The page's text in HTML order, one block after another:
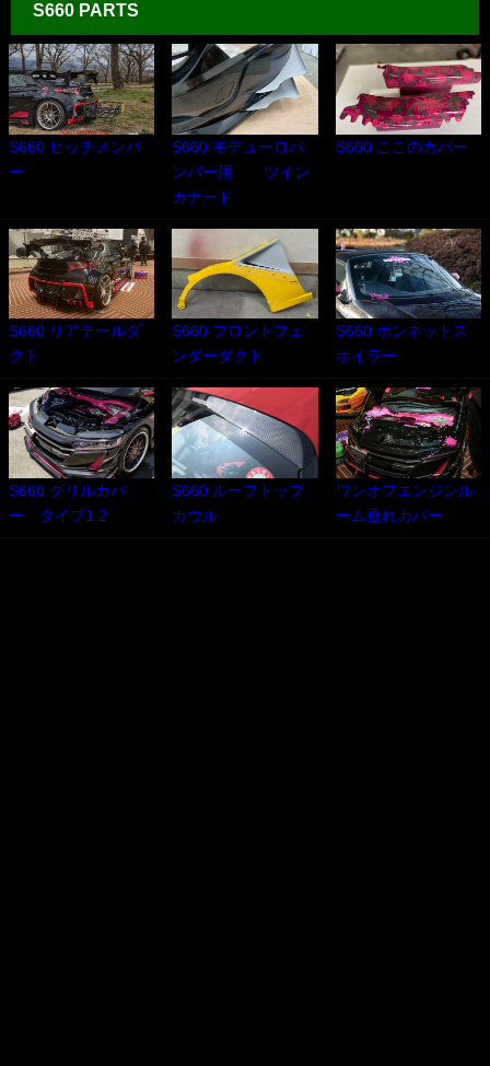
S660 PARTS
S660 ヒッチメンバ
ー
S660 モデューロバ
ンパー用 ツイン
カナード
S660 ここのカバー
S660 リアテールダ
クト
S660 フロントフェ
ンダーダクト
S660 ボンネットス
ポイラー
S660 グリルカバ
ー タイプ1 2
S660 ルーフトップ
カウル
ワンオフエンジンル
ーム垂れカバー